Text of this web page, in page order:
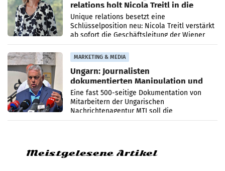
relations holt Nicola Treitl in die
Geschäftsleitung
Unique relations besetzt eine
Schlüsselposition neu: Nicola Treitl verstärkt
ab sofort die Geschäftsleitung der Wiener
PR-Agentur an der Seite von Josef Kalina und
Anna Kalina-Mahr.
MARKETING & MEDIA
Ungarn: Journalisten
dokumentierten Manipulation und
Zensur
Eine fast 500-seitige Dokumentation von
Mitarbeitern der Ungarischen
Nachrichtenagentur MTI soll die
systematische Nachrichten-Manipulation und
Meistgelesene Artikel